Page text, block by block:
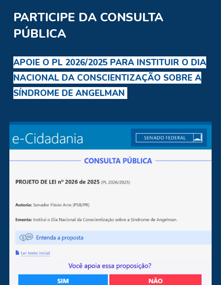
PARTICIPE DA CONSULTA
PÚBLICA
APOIE O PL 2026/2025 PARA INSTITUIR O DIA
NACIONAL DA CONSCIENTIZAÇÃO SOBRE A
SÍNDROME DE ANGELMAN